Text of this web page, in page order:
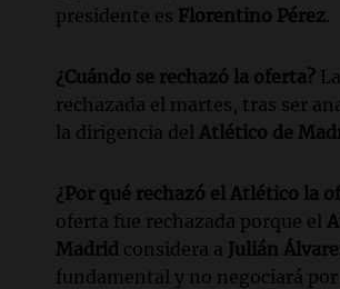
presidente es Florentino Pérez.
¿Cuándo se rechazó la oferta?
rechazada el martes, tras ser
la dirigencia del Atlético de
¿Por qué rechazó el Atlético la
oferta fue rechazada porque el
Madrid considera a Julián
fundamental y no negociará